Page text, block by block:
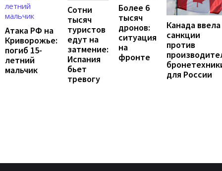
Атака РФ на
Криворожье:
погиб 15-
летний
мальчик
Сотни
тысяч
туристов
едут на
затмение:
Испания
бьет
тревогу
Более 6
тысяч
дронов:
ситуация
на
фронте
Канада ввела
санкции
против
для России